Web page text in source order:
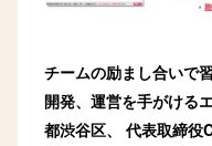
チームの励まし合いで
開発、運営を手がける
都渋谷区、 代表取締役